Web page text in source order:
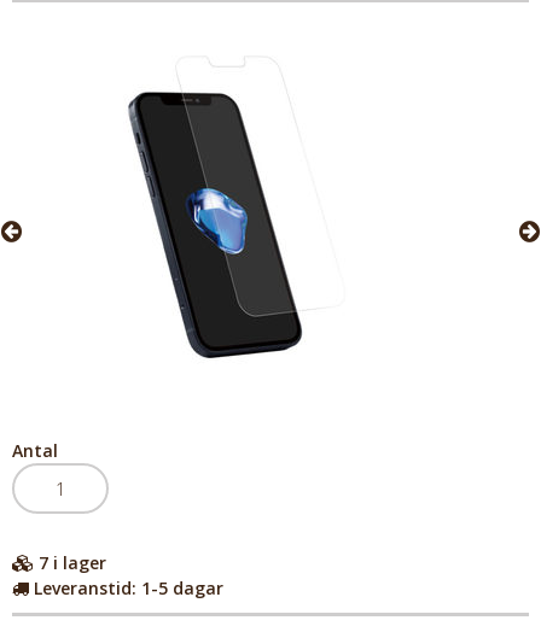
Antal
7 i lager
Leveranstid: 1-5 dagar